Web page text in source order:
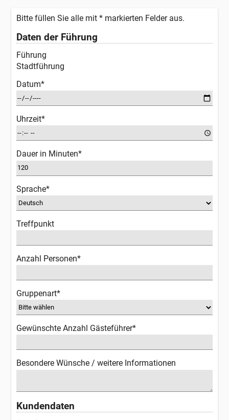
Bitte füllen Sie alle mit * markierten Felder aus.
Daten der Führung
Führung
Stadtführung
Datum*
Uhrzeit*
Dauer in Minuten*
Sprache*
Treffpunkt
Anzahl Personen*
Gruppenart*
Gewünschte Anzahl Gästeführer*
Besondere Wünsche / weitere Informationen
Kundendaten